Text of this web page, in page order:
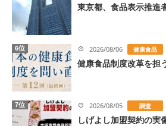
東京都、食品表示推進
6位 2026/08/06 健康食品
健康食品制度改革を
7位 2026/08/05 調査
しげよし加盟契約の